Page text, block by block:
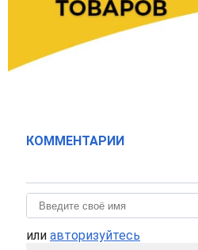
КОММЕНТАРИИ
или авторизуйтесь